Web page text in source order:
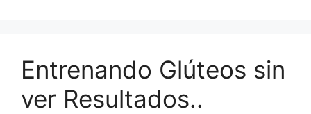
Entrenando Glúteos sin
ver Resultados..